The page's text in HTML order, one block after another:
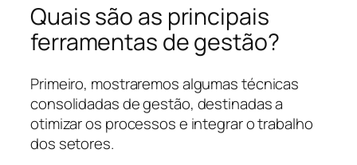
Quais são as principais
ferramentas de gestão?
Primeiro, mostraremos algumas técnicas
consolidadas de gestão, destinadas a
otimizar os processos e integrar o trabalho
dos setores.